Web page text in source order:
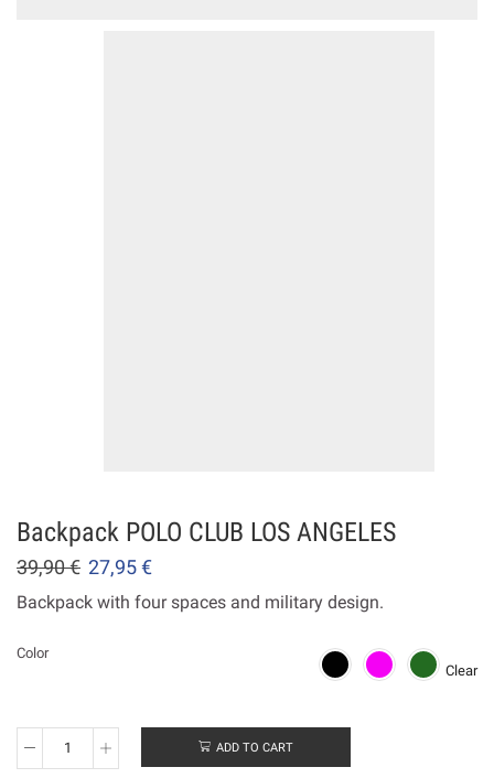
Backpack POLO CLUB LOS ANGELES
39,90€ 27,95€
Backpack with four spaces and military design.
Color
Clear
Backpack
ADD TO CART